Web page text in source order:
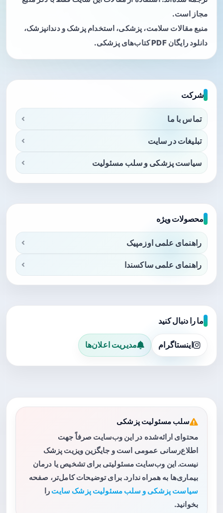
مجاز است.
منبع مقالات سلامت، پزشکی، استخدام پزشک و دندانپزشک،
دانلود رایگان PDF کتاب‌های پزشکی.
شرکت
تماس با ما
تبلیغات در سایت
سیاست پزشکی و سلب مسئولیت
محصولات ویژه
راهنمای علمی اوزمپیک
راهنمای علمی ساکسندا
ما را دنبال کنید
اینستاگرام مدیریت اعلان‌ها
سلب مسئولیت پزشکی
محتوای ارائه‌شده در این وب‌سایت صرفاً جهت
اطلاع‌رسانی عمومی است و جایگزین ویزیت پزشک
نیست. این وب‌سایت مسئولیتی برای تشخیص یا درمان
بیماری‌ها به همراه ندارد. برای توضیحات کامل‌تر، صفحه
سیاست پزشکی و سلب مسئولیت پزشک سایت را
بخوانید.